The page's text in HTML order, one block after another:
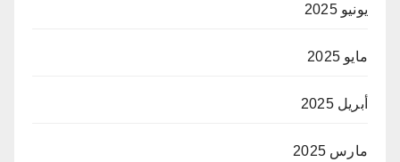
يونيو 2025
مايو 2025
أبريل 2025
مارس 2025